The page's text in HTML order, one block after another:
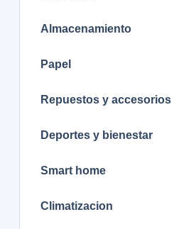
Almacenamiento
Papel
Repuestos y accesorios
Deportes y bienestar
Smart home
Climatizacion